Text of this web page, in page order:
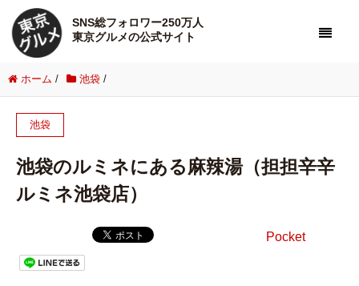
SNS総フォロワー250万人
東京グルメの公式サイト
ホーム / 池袋 /
池袋
池袋のルミネにある麻辣湯（担担辛辛
ルミネ池袋店）
Pocket